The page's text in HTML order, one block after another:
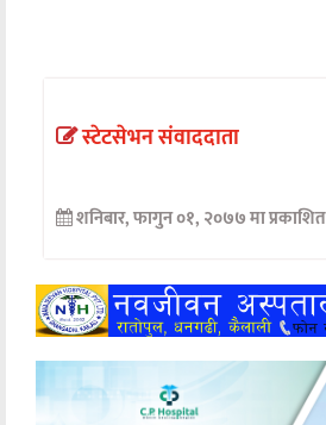
अन्तर्वार्ता
खेलकुद
अन्य
स्टेटसेभन संवाददाता
शनिबार, फागुन ०१, २०७७ मा प्रकाशित